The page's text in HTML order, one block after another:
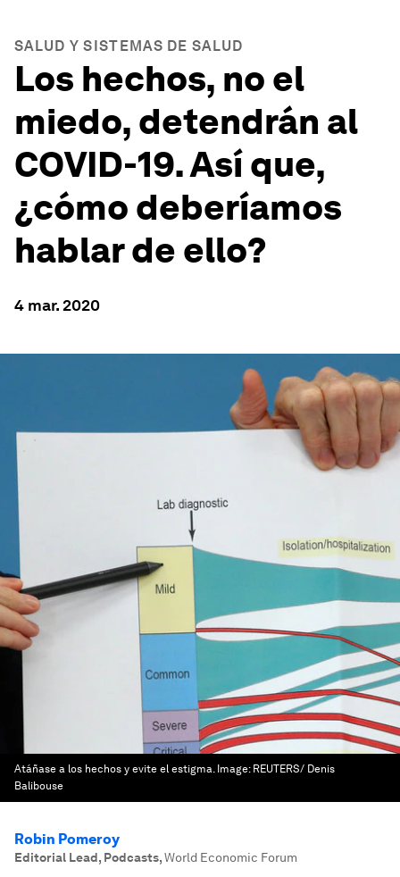
SALUD Y SISTEMAS DE SALUD
Los hechos, no el
miedo, detendrán al
COVID-19. Así que,
¿cómo deberíamos
hablar de ello?
4 mar. 2020
Atáñase a los hechos y evite el estigma. Image: REUTERS/ Denis
Balibouse
Robin Pomeroy
Editorial Lead, Podcasts,World Economic Forum